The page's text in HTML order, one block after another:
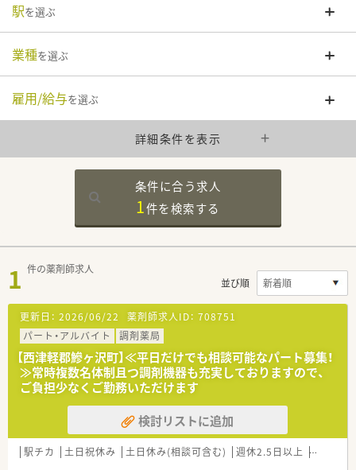
駅を選ぶ
業種を選ぶ
雇用/給与を選ぶ
詳細条件を表示
条件に合う求人
1件を検索する
1 件の薬剤師求人
並び順
更新日： 2026/06/22 薬剤師求人ID： 708751
パート・アルバイト
調剤薬局
【西津軽郡鰺ヶ沢町】≪平日だけでも相談可能なパート募集！
≫常時複数名体制且つ調剤機器も充実しておりますので、
ご負担少なくご勤務いただけます
検討リストに追加
駅チカ 土日祝休み 土日休み(相談可含む) 週休2.5日以上 週32h以